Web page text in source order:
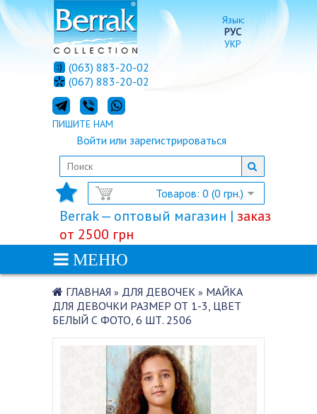
Язык:
РУС
УКР
Товаров: 0 (0 грн.)
Войти или зарегистрироваться
(063) 883-20-02
(067) 883-20-02
ПИШИТЕ НАМ
Berrak — оптовый магазин | заказ
от 2500 грн
МЕНЮ
ГЛАВНАЯ » ДЛЯ ДЕВОЧЕК » МАЙКА
ДЛЯ ДЕВОЧКИ РАЗМЕР ОТ 1-3, ЦВЕТ
БЕЛЫЙ С ФОТО, 6 ШТ. 2506